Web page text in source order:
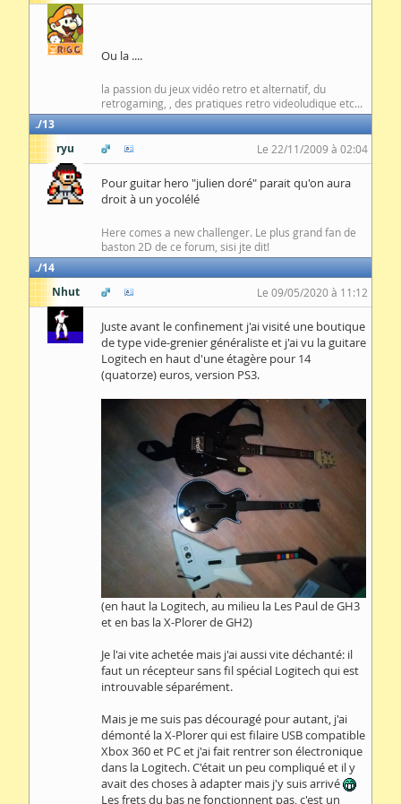
Ou la ....
la passion du jeux vidéo retro et alternatif, du
retrogaming, , des pratiques retro videoludique etc...
13
ryu
Le 22/11/2009 à 02:04
Pour guitar hero "julien doré" parait qu'on aura
droit à un yocolélé
Here comes a new challenger. Le plus grand fan de
baston 2D de ce forum, sisi jte dit!
14
Nhut
Le 09/05/2020 à 11:12
Juste avant le confinement j'ai visité une boutique
de type vide-grenier généraliste et j'ai vu la guitare
Logitech en haut d'une étagère pour 14
(quatorze) euros, version PS3.
(en haut la Logitech, au milieu la Les Paul de GH3
et en bas la X-Plorer de GH2)
Je l'ai vite achetée mais j'ai aussi vite déchanté: il
faut un récepteur sans fil spécial Logitech qui est
introuvable séparément.
Mais je me suis pas découragé pour autant, j'ai
démonté la X-Plorer qui est filaire USB compatible
Xbox 360 et PC et j'ai fait rentrer son électronique
dans la Logitech. C'était un peu compliqué et il y
avait des choses à adapter mais j'y suis arrivé
Les frets du bas ne fonctionnent pas, c'est un